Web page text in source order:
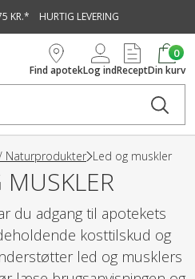
KR.* HURTIG LEVERING
Find apotekLog indRecept
0
Din kurv
Naturprodukter Led og muskler
MUSKLER
du adgang til apotekets
kosttilskud og
led og musklers